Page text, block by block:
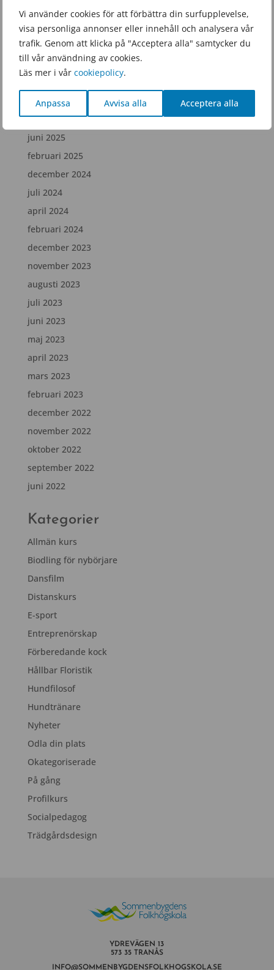
Vi använder cookies för att förbättra din surfupplevelse,
visa personliga annonser eller innehåll och analysera vår
trafik. Genom att klicka på "Acceptera alla" samtycker du
till vår användning av cookies.
Läs mer i vår cookiepolicy.
Anpassa Avvisa alla Acceptera alla
Arkiv
juni 2026
mars 2026
november 2025
september 2025
juni 2025
februari 2025
december 2024
juli 2024
april 2024
februari 2024
december 2023
november 2023
augusti 2023
juli 2023
juni 2023
maj 2023
april 2023
mars 2023
februari 2023
december 2022
november 2022
oktober 2022
september 2022
juni 2022
Kategorier
Allmän kurs
Biodling för nybörjare
Dansfilm
Distanskurs
E-sport
Entreprenörskap
Förberedande kock
Hållbar Floristik
Hundfilosof
Hundtränare
Nyheter
Odla din plats
Okategoriserade
På gång
Profilkurs
Socialpedagog
Trädgårdsdesign
YDREVÄGEN 13
573 35 TRANÅS
INFO@SOMMENBYGDENSFOLKHOGSKOLA.SE